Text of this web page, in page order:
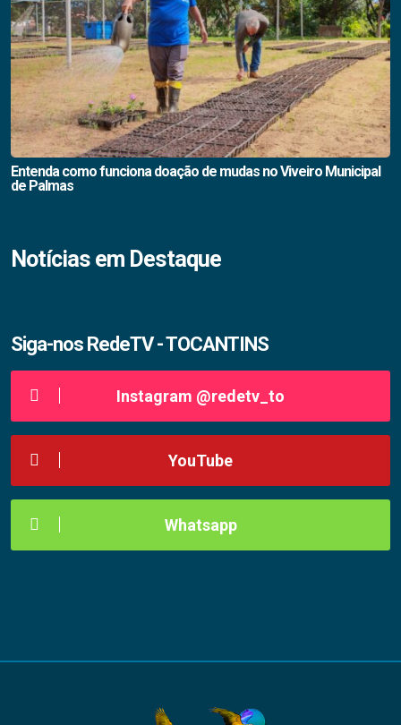
Entenda como funciona doação de mudas no Viveiro Municipal
de Palmas
Notícias em Destaque
Siga-nos RedeTV - TOCANTINS
Instagram @redetv_to
YouTube
Whatsapp